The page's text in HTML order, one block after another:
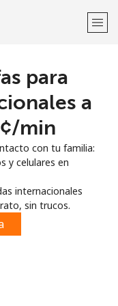
para
a
min
con tu familia:
y celulares en
internacionales
sin trucos.